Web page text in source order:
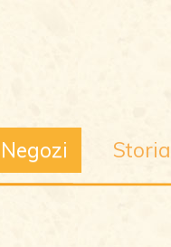
Negozi Storia